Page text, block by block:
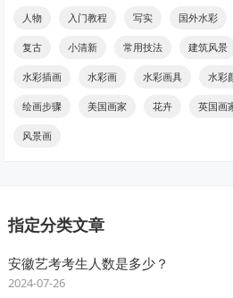
人物 入门教程 写实 国外水彩
复古 小清新 常用技法 建筑风景
水彩插画 水彩画 水彩画具 水彩
绘画步骤 美国画家 花卉 英国画
风景画
指定分类文章
安徽艺考考生人数是多少？
2024-07-26